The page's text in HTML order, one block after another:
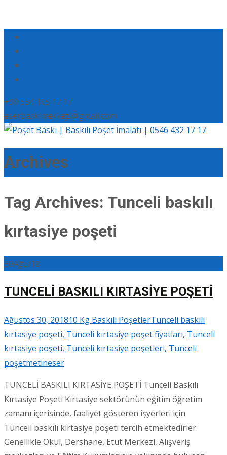
+90 554 165 17 17
eserbaskimerkezi@gmail.com
Archives
Tag Archives: Tunceli baskılı
kırtasiye poşeti
30Ağu/18
TUNCELİ BASKILI KIRTASİYE POŞETİ
Ağustos 30, 201810 Kg Baskılı PoşetlerTunceli baskılı
kırtasiye poşeti, Tunceli kırtasiye poşet fiyatları, Tunceli
kırtasiye poşeti, Tunceli kırtasiye poşetleri, Tunceli
poşetmetineser
TUNCELİ BASKILI KIRTASİYE POŞETİ Tunceli Baskılı
Kırtasiye Poşeti Kırtasiye sektörünün eğitim öğretim
zamanı içerisinde, faaliyet gösteren işyerleri için
Tunceli baskılı kırtasiye poşeti tercih etmektedirler.
Genellikle Okul, Dershane, Etüt Merkezi, Alışveriş